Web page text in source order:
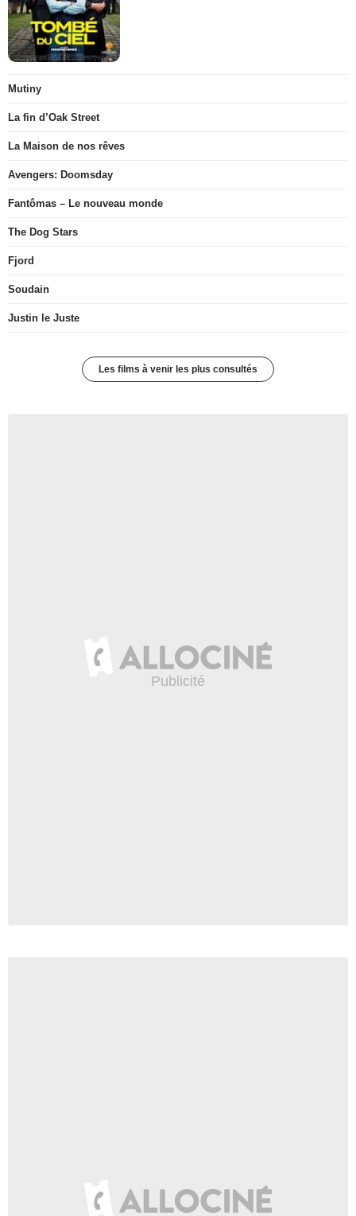
Mutiny
La fin d’Oak Street
La Maison de nos rêves
Avengers: Doomsday
Fantômas – Le nouveau monde
The Dog Stars
Fjord
Soudain
Justin le Juste
Les films à venir les plus consultés